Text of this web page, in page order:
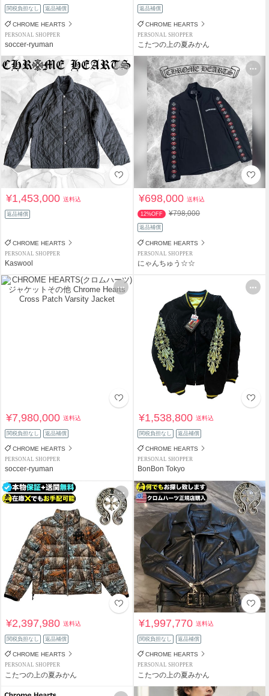
関税負担なし 返品補償
CHROME HEARTS
PERSONAL SHOPPER
soccer-ryuman
返品補償
CHROME HEARTS
PERSONAL SHOPPER
こたつの上の夏みかん
¥1,453,000送料込
返品補償
CHROME HEARTS
PERSONAL SHOPPER
Kaswool
¥698,000送料込
12%OFF ¥798,000
返品補償
CHROME HEARTS
PERSONAL SHOPPER
にゃんちゅう☆☆
¥7,980,000送料込
関税負担なし 返品補償
CHROME HEARTS
PERSONAL SHOPPER
soccer-ryuman
¥1,538,800送料込
関税負担なし 返品補償
CHROME HEARTS
PERSONAL SHOPPER
BonBon Tokyo
¥2,397,980送料込
関税負担なし 返品補償
CHROME HEARTS
PERSONAL SHOPPER
こたつの上の夏みかん
¥1,997,770送料込
関税負担なし 返品補償
CHROME HEARTS
PERSONAL SHOPPER
こたつの上の夏みかん